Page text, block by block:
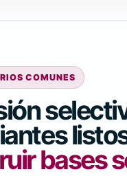
COMUNES
bases